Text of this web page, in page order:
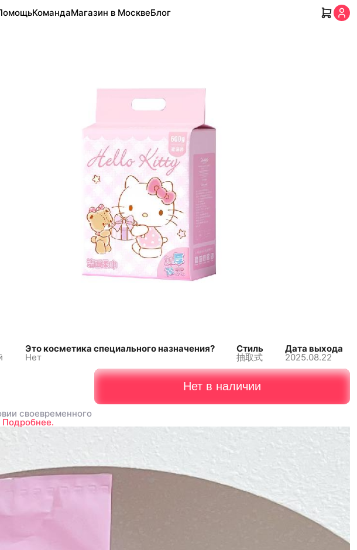
КомандаМагазин в МосквеБлог
Это косметика специального назначения?
Нет
Стиль
抽取式
Дата выхода
2025.08.22
своевременного
Подробнее.
своевременного
Подробнее.
Нет в наличии